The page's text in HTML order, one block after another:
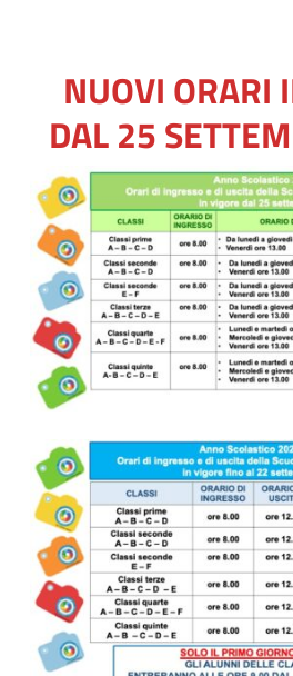
NUOVI ORARI
DAL 25